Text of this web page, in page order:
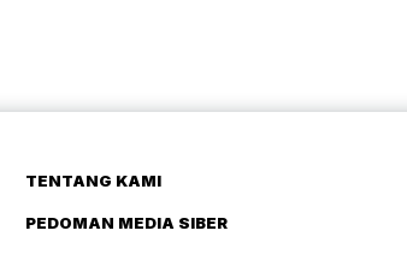
TENTANG KAMI
PEDOMAN MEDIA SIBER